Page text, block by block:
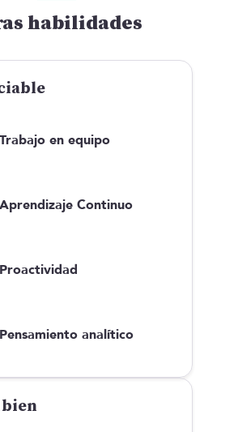
habilidades
Trabajo en equipo
Aprendizaje Continuo
Proactividad
Pensamiento analítico